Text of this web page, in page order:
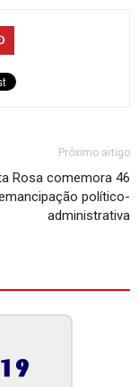
Próximo artigo
Rosa comemora 46
político-
administrativa